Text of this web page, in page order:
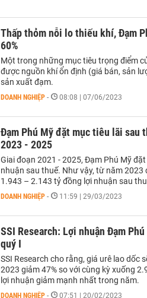
Thấp thỏm nỗi lo thiếu khí, Đạm
60%
Một trong những mục tiêu trọng điểm
được nguồn khí ổn định (giá bán, sản
sản xuất đạm.
DOANH NGHIỆP - 08:08 | 07/06/2023
Đạm Phú Mỹ đặt mục tiêu lãi sau
2023 - 2025
Giai đoạn 2021 - 2025, Đạm Phú Mỹ
nhuận sau thuế. Như vậy, từ năm
1.943 – 2.143 tỷ đồng lợi nhuận sau
DOANH NGHIỆP - 11:59 | 29/03/2023
SSI Research: Lợi nhuận Đạm
quý I
SSI Research cho rằng, giá urê lao dốc
2023 giảm 47% so với cùng kỳ xuống
lợi nhuận giảm mạnh nhất trong năm.
DOANH NGHIỆP - 07:51 | 20/02/2023